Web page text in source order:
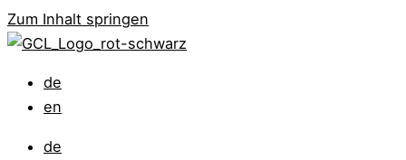
Zum Inhalt springen
de
en
de